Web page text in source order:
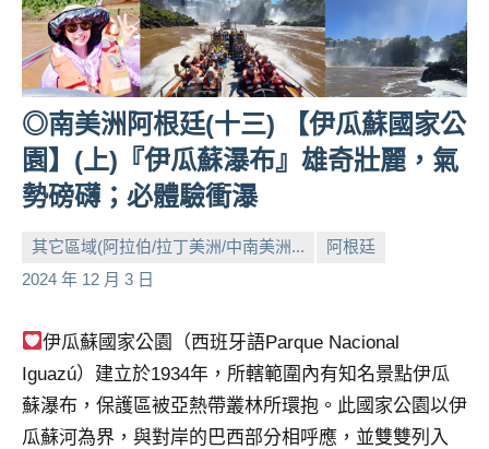
作
達
人
對
象。
★
◎南美洲阿根廷(十三) 【伊瓜蘇國家公
園】(上)『伊瓜蘇瀑布』雄奇壯麗，氣
勢磅礴；必體驗衝瀑
其它區域(阿拉伯/拉丁美洲/中南美洲...
阿根廷
2024 年 12 月 3 日
小
No
伊瓜蘇國家公園（西班牙語Parque Nacional
Iguazú）建立於1934年，所轄範圍內有知名景點伊瓜
蘇瀑布，保護區被亞熱帶叢林所環抱。此國家公園以伊
瓜蘇河為界，與對岸的巴西部分相呼應，並雙雙列入